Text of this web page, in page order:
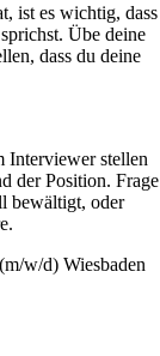
ist es wichtig, dass
Übe deine
dass du deine
Interviewer stellen
der Position. Frage
bewältigt, oder
w/d) Wiesbaden